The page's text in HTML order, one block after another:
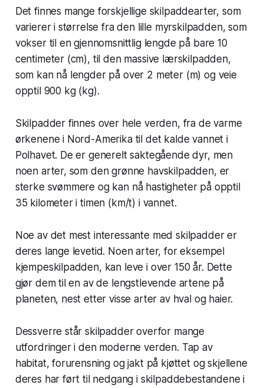
Det finnes mange forskjellige skilpaddearter, som
varierer i størrelse fra den lille myrskilpadden, som
vokser til en gjennomsnittlig lengde på bare 10
centimeter (cm), til den massive lærskilpadden,
som kan nå lengder på over 2 meter (m) og veie
opptil 900 kg (kg).
Skilpadder finnes over hele verden, fra de varme
ørkenene i Nord-Amerika til det kalde vannet i
Polhavet. De er generelt saktegående dyr, men
noen arter, som den grønne havskilpadden, er
sterke svømmere og kan nå hastigheter på opptil
35 kilometer i timen (km/t) i vannet.
Noe av det mest interessante med skilpadder er
deres lange levetid. Noen arter, for eksempel
kjempeskilpadden, kan leve i over 150 år. Dette
gjør dem til en av de lengstlevende artene på
planeten, nest etter visse arter av hval og haier.
Dessverre står skilpadder overfor mange
utfordringer i den moderne verden. Tap av
habitat, forurensning og jakt på kjøttet og skjellene
deres har ført til nedgang i skilpaddebestandene i